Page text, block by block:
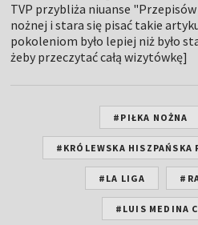
TVP przybliża niuanse "Przepisów
nożnej i stara się pisać takie
pokoleniom było lepiej niż było
żeby przeczytać całą wizytówkę]
#PIŁKA NOŻNA
#KRÓLEWSKA HISZPAŃSKA
#LA LIGA
#LUIS MEDINA